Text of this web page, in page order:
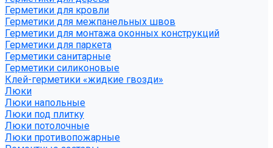
Герметики для кровли
Герметики для межпанельных швов
Герметики для монтажа оконных конструкций
Герметики для паркета
Герметики санитарные
Герметики силиконовые
Клей-герметики «жидкие гвозди»
Люки
Люки напольные
Люки под плитку
Люки потолочные
Люки противопожарные